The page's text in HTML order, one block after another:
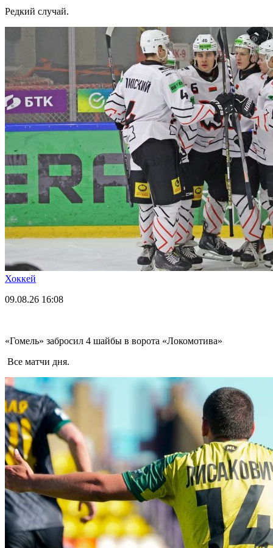
Редкий случай.
Хоккей
09.08.26 16:08
«Гомель» забросил 4 шайбы в ворота «Локомотива»
Все матчи дня.